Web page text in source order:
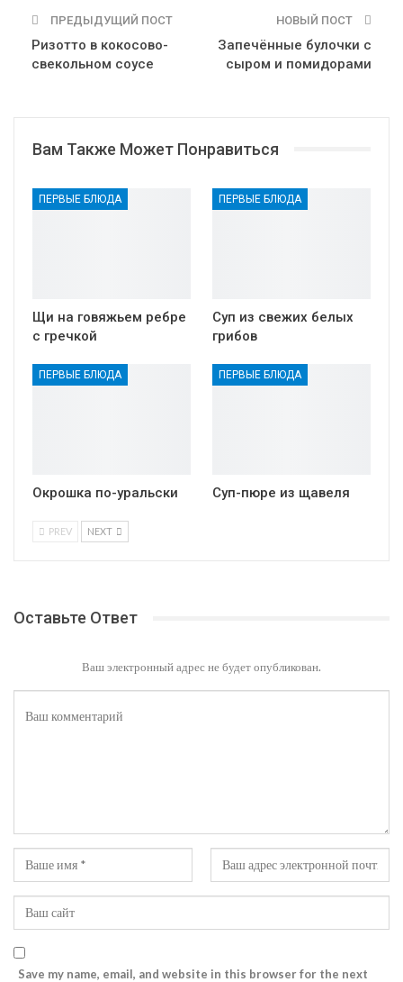
ПРЕДЫДУЩИЙ ПОСТ
Ризотто в кокосово-
свекольном соусе
НОВЫЙ ПОСТ
Запечённые булочки с
сыром и помидорами
Вам Также Может Понравиться
ПЕРВЫЕ БЛЮДА
Щи на говяжьем ребре
с гречкой
ПЕРВЫЕ БЛЮДА
Суп из свежих белых
грибов
ПЕРВЫЕ БЛЮДА
Окрошка по-уральски
ПЕРВЫЕ БЛЮДА
Суп-пюре из щавеля
PREV NEXT
Оставьте Ответ
Ваш электронный адрес не будет опубликован.
Save my name, email, and website in this browser for the next